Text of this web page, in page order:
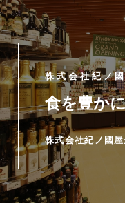
株式会社紀ノ
食を豊か
株式会社紀ノ國